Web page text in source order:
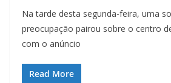
Na tarde desta segunda-feira, uma
preocupação pairou sobre o centro
com o anúncio
Read More